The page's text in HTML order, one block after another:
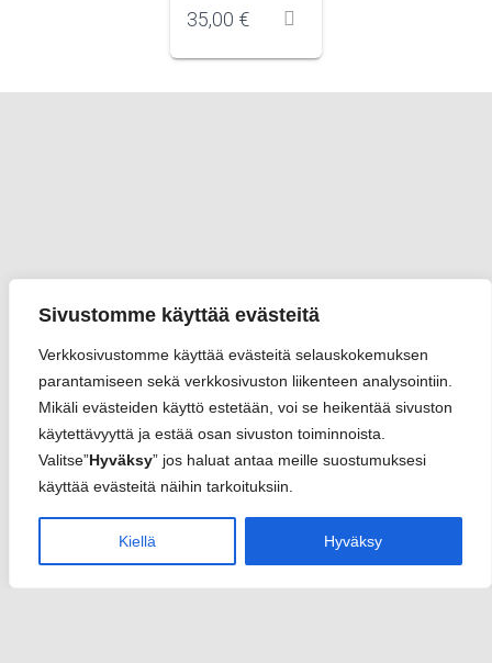
Sivustomme käyttää evästeitä
Verkkosivustomme käyttää evästeitä selauskokemuksen
parantamiseen sekä verkkosivuston liikenteen analysointiin.
Mikäli evästeiden käyttö estetään, voi se heikentää sivuston
käytettävyyttä ja estää osan sivuston toiminnoista.
Valitse”Hyväksy” jos haluat antaa meille suostumuksesi
käyttää evästeitä näihin tarkoituksiin.
Kiellä Hyväksy
35,00 €